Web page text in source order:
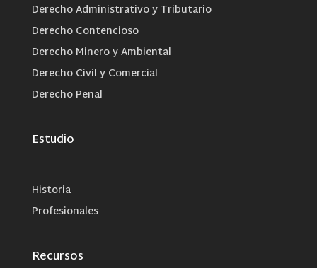
Derecho Administrativo y Tributario
Derecho Contencioso
Derecho Minero y Ambiental
Derecho Civil y Comercial
Derecho Penal
Estudio
Historia
Profesionales
Recursos